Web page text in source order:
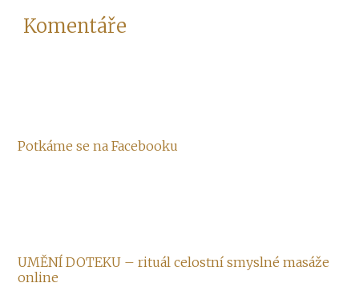
Komentáře
Potkáme se na Facebooku
UMĚNÍ DOTEKU – rituál celostní smyslné masáže
online